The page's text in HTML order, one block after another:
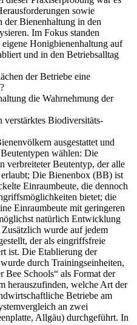
sowie
Bienenhaltung in den
Im Fokus standen
Honigbienenhaltung auf
und in den Betriebsalltag
der Betriebe eine
die Wahrnehmung der
Biodiversitäts-
ausgestattet und
wählen: Die
verbreiteter Beutentyp, der alle
Die Bienenbox (BB) ist
Einraumbeute, die dennoch
bietet; die
Einraumbeute mit geringeren
natürlich Entwicklung
wurde auf jedem
der als eingriffsfreie
ist. Die Etablierung der
durch Trainingseinheiten,
Bee Schools“ als Format der
herauszufinden, welche Art der
Betriebe am
an zwei
Allgäu) durchgeführt. In